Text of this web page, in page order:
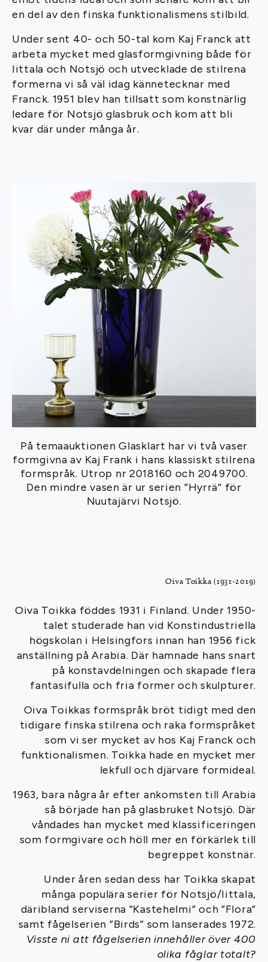
en del av den finska funktionalismens stilbild.
Under sent 40- och 50-tal kom Kaj Franck att
arbeta mycket med glasformgivning både för
Iittala och Notsjö och utvecklade de stilrena
formerna vi så väl idag kännetecknar med
Franck. 1951 blev han tillsatt som konstnärlig
ledare för Notsjö glasbruk och kom att bli
kvar där under många år.
På temaauktionen Glasklart har vi två vaser
formgivna av Kaj Frank i hans klassiskt stilrena
formspråk. Utrop nr 2018160 och 2049700.
Den mindre vasen är ur serien ”Hyrrä” för
Nuutajärvi Notsjö.
Oiva Toikka (1931-2019)
Oiva Toikka föddes 1931 i Finland. Under 1950-
talet studerade han vid Konstindustriella
högskolan i Helsingfors innan han 1956 fick
anställning på Arabia. Där hamnade hans snart
på konstavdelningen och skapade flera
fantasifulla och fria former och skulpturer.
Oiva Toikkas formspråk bröt tidigt med den
tidigare finska stilrena och raka formspråket
som vi ser mycket av hos Kaj Franck och
funktionalismen. Toikka hade en mycket mer
lekfull och djärvare formideal.
1963, bara några år efter ankomsten till Arabia
så började han på glasbruket Notsjö. Där
våndades han mycket med klassificeringen
som formgivare och höll mer en förkärlek till
begreppet konstnär.
Under åren sedan dess har Toikka skapat
många populära serier för Notsjö/Iittala,
däribland serviserna ”Kastehelmi” och ”Flora”
samt fågelserien ”Birds” som lanserades 1972.
Visste ni att fågelserien innehåller över 400
olika fåglar totalt?